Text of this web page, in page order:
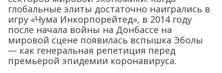
глобальные элиты достаточно наигрались в
игру «Чума Инкорпорейтед», в 2014 году
после начала войны на Донбассе на
мировой сцене появилась вспышка Эболы
— как генеральная репетиция перед
премьерой эпидемии коронавируса.